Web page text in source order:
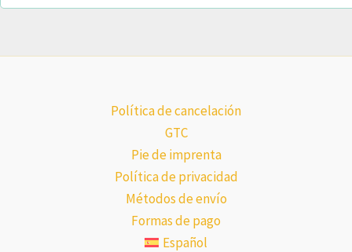
Política de cancelación
GTC
Pie de imprenta
Política de privacidad
Métodos de envío
Formas de pago
Español